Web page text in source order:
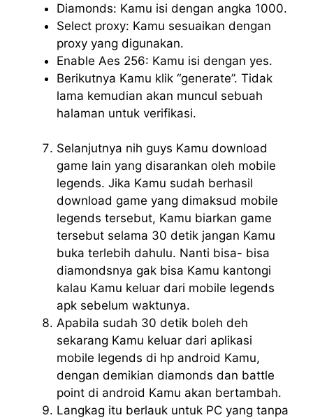
Diamonds: Kamu isi dengan angka 1000.
Select proxy: Kamu sesuaikan dengan
proxy yang digunakan.
Enable Aes 256: Kamu isi dengan yes.
Berikutnya Kamu klik “generate”. Tidak
lama kemudian akan muncul sebuah
halaman untuk verifikasi.
Selanjutnya nih guys Kamu download
game lain yang disarankan oleh mobile
legends. Jika Kamu sudah berhasil
download game yang dimaksud mobile
legends tersebut, Kamu biarkan game
tersebut selama 30 detik jangan Kamu
buka terlebih dahulu. Nanti bisa- bisa
diamondsnya gak bisa Kamu kantongi
kalau Kamu keluar dari mobile legends
apk sebelum waktunya.
Apabila sudah 30 detik boleh deh
sekarang Kamu keluar dari aplikasi
mobile legends di hp android Kamu,
dengan demikian diamonds dan battle
point di android Kamu akan bertambah.
Langkag itu berlauk untuk PC yang tanpa